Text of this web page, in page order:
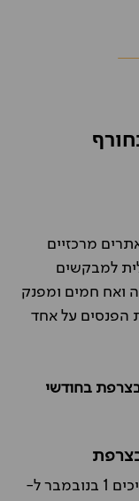
מרכזיים
למבקשים
ואח חמים ומפנק
הפנסים על אחד
בחודשי
ב- 48 אזורים נבחרים בצרפת בין התאריכים 1 בנובמבר ל-